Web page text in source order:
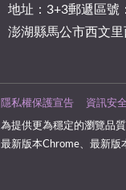
地址：3+3郵遞區號
澎湖縣馬公市西文
隱私權保護宣告 資訊安
為提供更為穩定的瀏覽品
最新版本Chrome、最新版